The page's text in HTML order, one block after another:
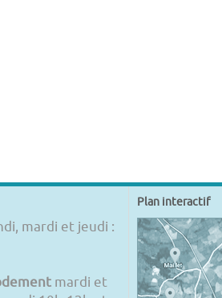
mardi et jeudi :
mardi et
Plan interactif